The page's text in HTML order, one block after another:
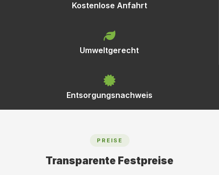
Kostenlose Anfahrt
Umweltgerecht
Entsorgungsnachweis
PREISE
Transparente Festpreise